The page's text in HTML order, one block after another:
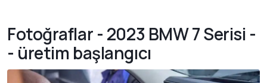
Fotoğraflar - 2023 BMW 7 Serisi -
- üretim başlangıcı